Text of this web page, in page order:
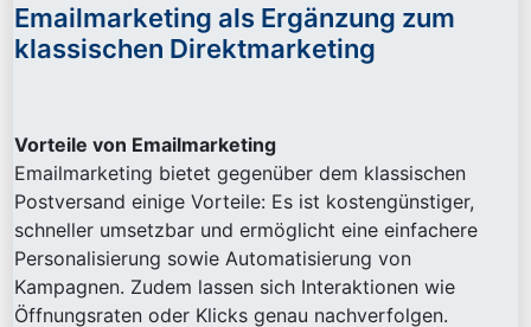
Emailmarketing als Ergänzung zum
klassischen Direktmarketing
Vorteile von Emailmarketing
Emailmarketing bietet gegenüber dem klassischen
Postversand einige Vorteile: Es ist kostengünstiger,
schneller umsetzbar und ermöglicht eine einfachere
Personalisierung sowie Automatisierung von
Kampagnen. Zudem lassen sich Interaktionen wie
Öffnungsraten oder Klicks genau nachverfolgen.